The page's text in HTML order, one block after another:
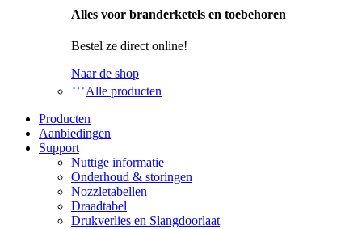
Alles voor branderketels en toebehoren
Bestel ze direct online!
Naar de shop
Alle producten
Producten
Aanbiedingen
Support
Nuttige informatie
Onderhoud & storingen
Nozzletabellen
Draadtabel
Drukverlies en Slangdoorlaat